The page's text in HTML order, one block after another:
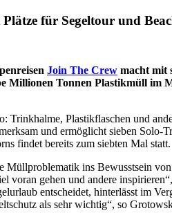
für Segeltour und
Join The Crew macht mit
Millionen Tonnen Plastikmüll im
Trinkhalme, Plastikflaschen und
und ermöglicht sieben
findet bereits zum siebten Mal statt.
Müllproblematik ins Bewusstsein
voran gehen und andere
entscheidet, hinterlässt im
als sehr wichtig“, so